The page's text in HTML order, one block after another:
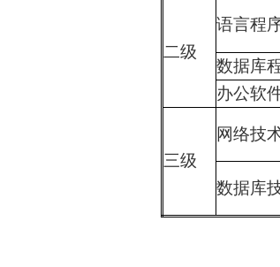
二级
语言程
数据库
办公软
三级
网络技
数据库